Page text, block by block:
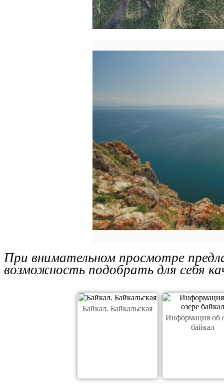
При внимательном просмотре
возможность подобрать для себя
Байкал. Байкальская
Информация об
байкал